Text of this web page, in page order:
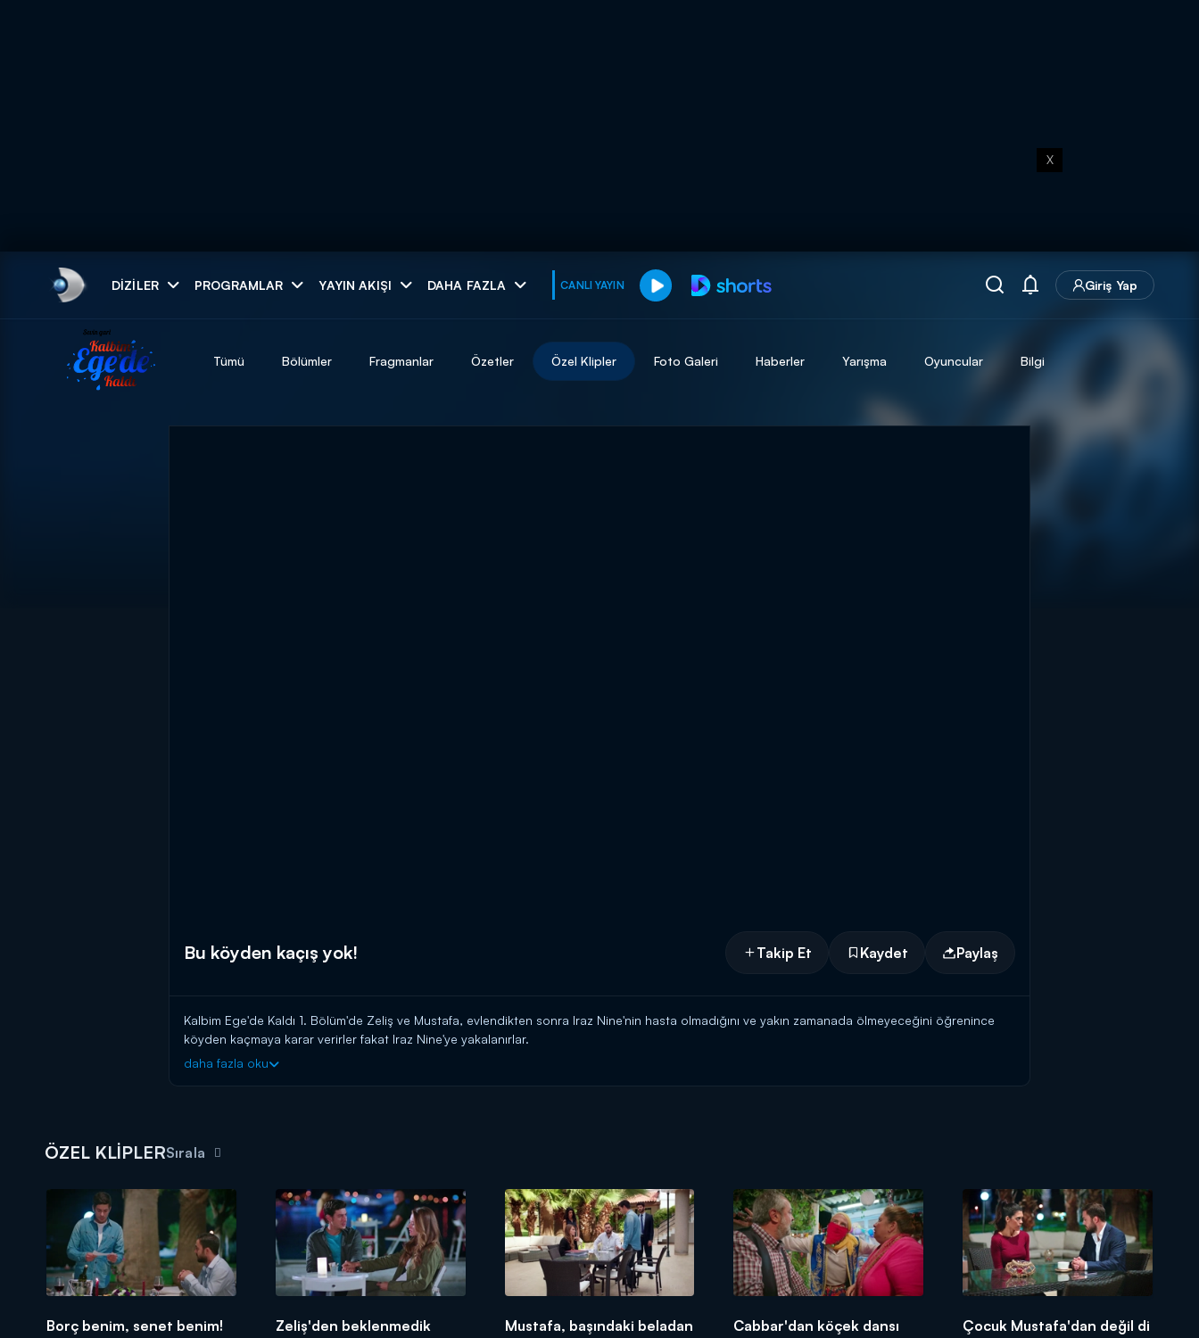
X
DIZILER PROGRAMLAR YAYIN AKIŞI DAHA FAZLA CANLI YAYIN Giriş Yap
muhteşem ikili
Tümü Bölümler Fragmanlar Özetler Özel Klipler Foto Galeri Haberler Yarışma Oyuncular Bilgi
Bu köyden kaçış yok! Takip Et Kaydet Paylaş
Kalbim Ege'de Kaldı 1. Bölüm'de Zeliş ve Mustafa, evlendikten sonra Iraz Nine'nin hasta olmadığını ve yakın zamanada ölmeyeceğini öğrenince
köyden kaçmaya karar verirler fakat Iraz Nine'ye yakalanırlar.
daha fazla oku
ÖZEL KLİPLERSırala
Borç benim, senet benim!
Zeliş'den beklenmedik
Mustafa, başındaki beladan
Cabbar'dan köçek dansı
Çocuk Mustafa'dan değil di